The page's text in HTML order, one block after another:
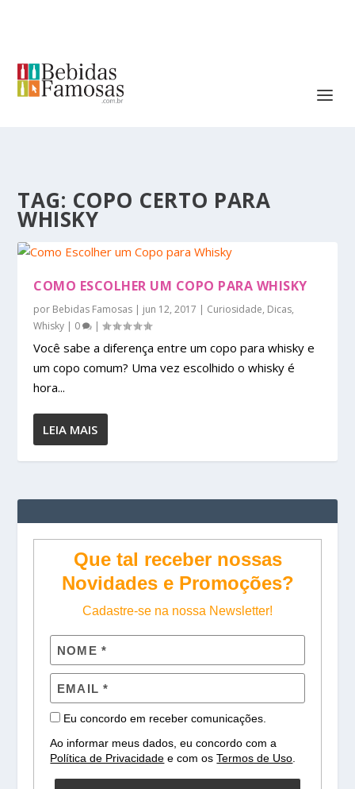
TAG: COPO CERTO PARA
WHISKY
COMO ESCOLHER UM COPO PARA WHISKY
por Bebidas Famosas | jun 12, 2017 | Curiosidade, Dicas,
Whisky | 0 |
Você sabe a diferença entre um copo para whisky e
um copo comum? Uma vez escolhido o whisky é
hora...
LEIA MAIS
Que tal receber nossas
Novidades e Promoções?
Cadastre-se na nossa Newsletter!
Eu concordo em receber comunicações.
Ao informar meus dados, eu concordo com a
Política de Privacidade e com osTermos de Uso